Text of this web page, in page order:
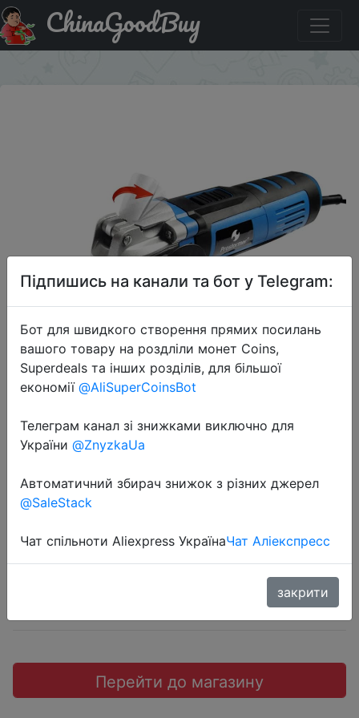
Знижка на Prostormer Quick-change Oscillating Multitool.
ChinaGoodBuy
2018-11-17
Prostormer Quick-change
Oscillating Multitool.
$54.99
Перейти до магазину
Підпишись на канали та бот у Telegram:
Бот для швидкого створення прямих посилань
вашого товару на роздліли монет Coins,
Superdeals та інших розділів, для більшої
економії @AliSuperCoinsBot
Телеграм канал зі знижками виключно для
України @ZnyzkaUa
Автоматичний збирач знижок з різних джерел
@SaleStack
Чат спільноти Aliexpress УкраїнаЧат Аліекспресс
закрити